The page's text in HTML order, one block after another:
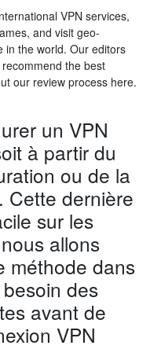
VPN services,
and visit geo-
in the world. Our editors
the best
our review process here.
un VPN
à partir du
ou de la
Cette dernière
sur les
allons
méthode dans
des
avant de
VPN